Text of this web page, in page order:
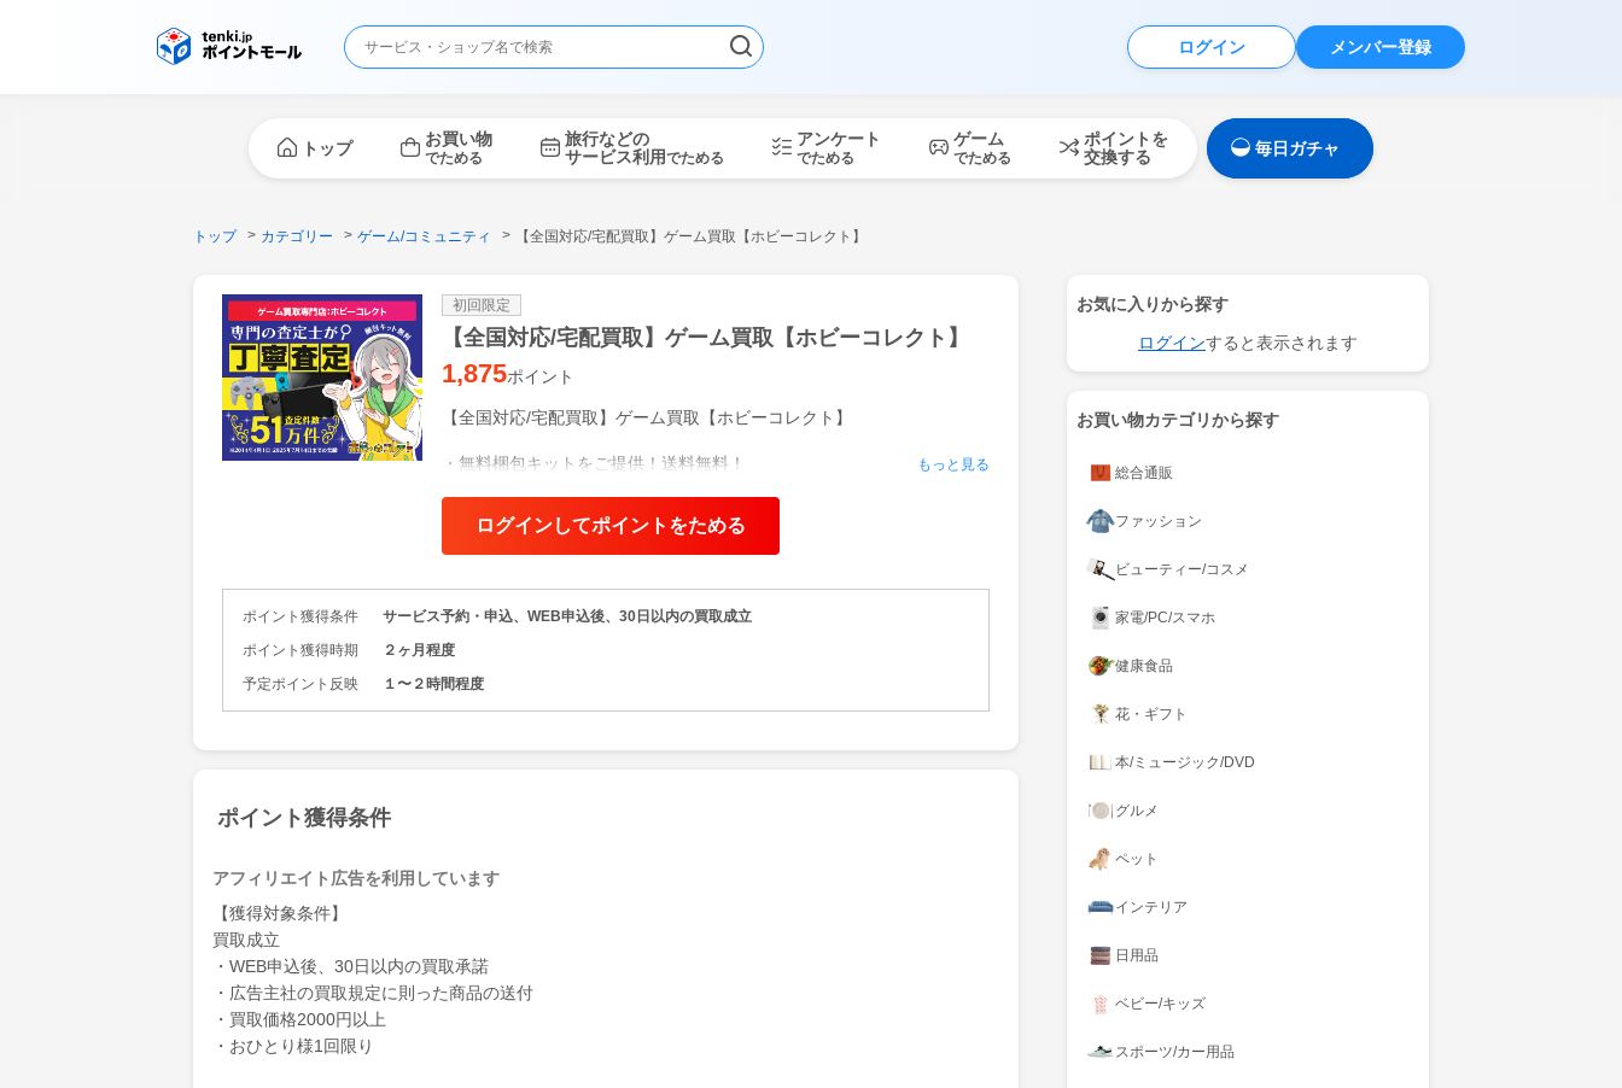
ログイン メンバー登録
トップ お買い物
でためる
旅行などの
サービス利用でためる
アンケート
でためる
ゲーム
でためる
ポイントを
交換する
毎日ガチャ
トップ カテゴリー ゲーム/コミュニティ 【全国対応/宅配買取】ゲーム買取【ホビーコレクト】
初回限定
【全国対応/宅配買取】ゲーム買取【ホビーコレクト】
1,875ポイント
【全国対応/宅配買取】ゲーム買取【ホビーコレクト】
・無料梱包キットをご提供！送料無料！
・専任の鑑定士が丁寧査定！
・大量のお品物もご自宅まで引き取りに伺います！
最新ゲームまで
ゲームと名の付くお品物であれば何でも査定いたします！
ゲームのソフト・ハード、DVDやDVD-BOX、その 他小型家電なども買
取可能です。
もっと見る
ログインしてポイントをためる
ポイント獲得条件
サービス予約・申込、WEB申込後、30日以内の買取成立
ポイント獲得時期
２ヶ月程度
予定ポイント反映
１〜２時間程度
ポイント獲得条件
アフィリエイト広告を利用しています
【獲得対象条件】
買取成立
・WEB申込後、30日以内の買取承諾
・広告主社の買取規定に則った商品の送付
・買取価格2000円以上
・おひとり様1回限り
お気に入りから探す
ログインすると表示されます
お買い物カテゴリから探す
総合通販
ファッション
ビューティー/コスメ
家電/PC/スマホ
健康食品
花・ギフト
本/ミュージック/DVD
グルメ
ペット
インテリア
日用品
ベビー/キッズ
スポーツ/カー用品